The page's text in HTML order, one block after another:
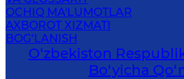
OCHIQ MA'LUMOTLAR
AXBOROT XIZMATI
BOG‘LANISH
O‘zbekiston
Bo‘yichа